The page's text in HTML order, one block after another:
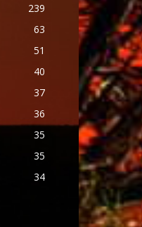
239
63
51
40
37
36
35
35
34